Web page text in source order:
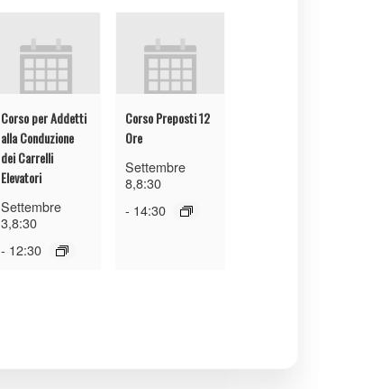
Corso per Addetti
alla Conduzione
dei Carrelli
Elevatori
Settembre
3,8:30
- 12:30
Corso Preposti 12
Ore
Settembre
8,8:30
- 14:30